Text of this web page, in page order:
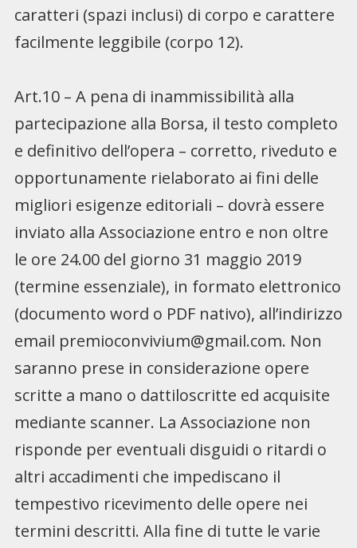
caratteri (spazi inclusi) di corpo e carattere
facilmente leggibile (corpo 12).
Art.10 – A pena di inammissibilità alla
partecipazione alla Borsa, il testo completo
e definitivo dell’opera – corretto, riveduto e
opportunamente rielaborato ai fini delle
migliori esigenze editoriali – dovrà essere
inviato alla Associazione entro e non oltre
le ore 24.00 del giorno 31 maggio 2019
(termine essenziale), in formato elettronico
(documento word o PDF nativo), all’indirizzo
email premioconvivium@gmail.com. Non
saranno prese in considerazione opere
scritte a mano o dattiloscritte ed acquisite
mediante scanner. La Associazione non
risponde per eventuali disguidi o ritardi o
altri accadimenti che impediscano il
tempestivo ricevimento delle opere nei
termini descritti. Alla fine di tutte le varie